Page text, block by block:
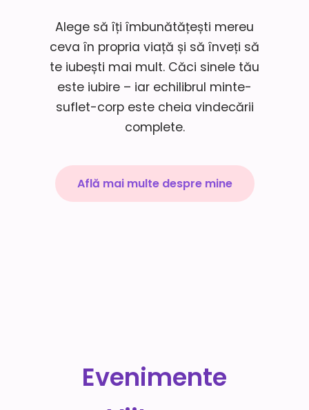
Alege să îți îmbunătățești mereu
ceva în propria viață și să înveți să
te iubești mai mult. Căci sinele tău
este iubire – iar echilibrul minte-
suflet-corp este cheia vindecării
complete.
Află mai multe despre mine
Evenimente